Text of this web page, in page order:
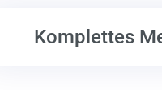
Komplettes